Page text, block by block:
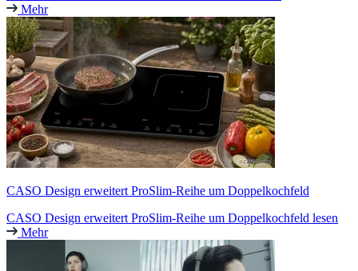
Mehr
CASO Design erweitert ProSlim-Reihe um Doppelkochfeld
CASO Design erweitert ProSlim-Reihe um Doppelkochfeld lesen
Mehr